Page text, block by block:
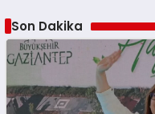
Son Dakika